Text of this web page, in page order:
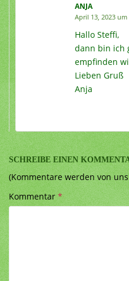
ANJA
April 13, 2023 um
Hallo Steffi,
dann bin ich
empfinden
Lieben Gruß
Anja
SCHREIBE EINEN
(Kommentare werden von
Kommentar*